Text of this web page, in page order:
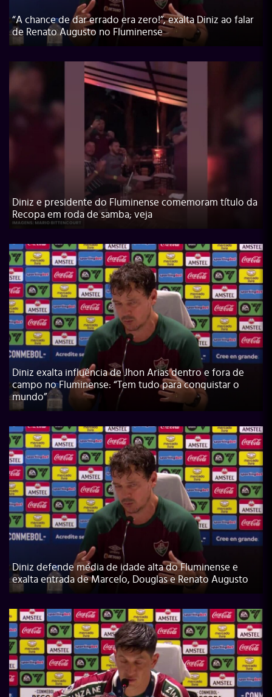
“A chance de dar errado era zero!”, exalta Diniz ao falar
de Renato Augusto no Fluminense
Diniz e presidente do Fluminense comemoram título da
Recopa em roda de samba; veja
Diniz exalta influência de Jhon Arias dentro e fora de
campo no Fluminense: “Tem tudo para conquistar o
mundo”
Diniz defende média de idade alta do Fluminense e
exalta entrada de Marcelo, Douglas e Renato Augusto